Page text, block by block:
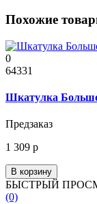
Похожие
0
64331
Шкатулка
Предзаказ
1 309 р
В корзину
БЫСТРЫЙ
(0)